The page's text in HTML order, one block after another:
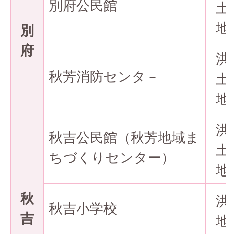
別
府
別府公民館
秋芳消防センタ－
秋
吉
秋吉公民館（秋芳地域ま
ちづくりセンター）
秋吉小学校